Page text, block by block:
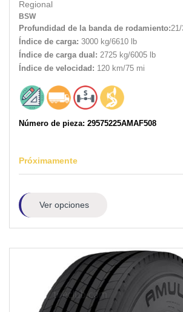
Regional
BSW
Profundidad de la banda de rodamiento:
Índice de carga: 3000 kg/6610 lb
Índice de carga dual: 2725 kg/6005 lb
Índice de velocidad: 120 km/75 mi
Número de pieza: 29575225AMAF508
Próximamente
Ver opciones